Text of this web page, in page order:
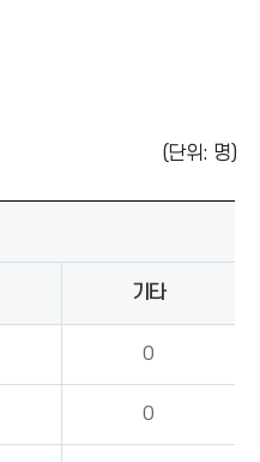
(단위: 명)
기타
0
0